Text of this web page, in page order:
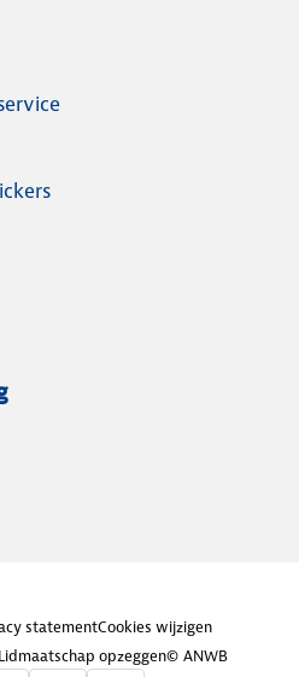
statementCookies wijzigen
opzeggen© ANWB